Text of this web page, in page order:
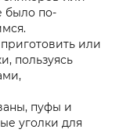
было по-
или
пользуясь
пуфы и
уголки для